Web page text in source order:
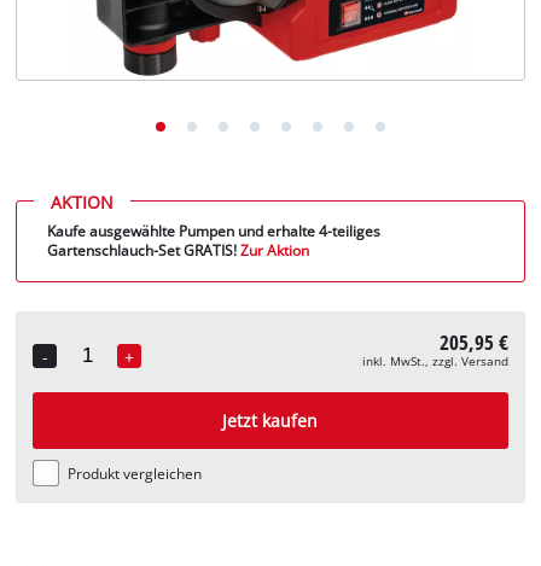
AKTION
Kaufe ausgewählte Pumpen und erhalte 4-teiliges
Gartenschlauch-Set GRATIS! Zur Aktion
-
Quantity
+ 205,95 €
inkl. MwSt., zzgl. Versand
Jetzt kaufen
Produkt vergleichen